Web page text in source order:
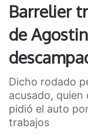
Barrelier
de
Dicho rodado
acusado, quien
pidió el auto
trabajos